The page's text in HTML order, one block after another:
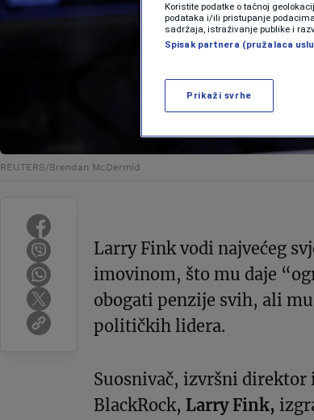
REUTERS/Brendan McDermid
Larry Fink vodi najvećeg
imovinom, što mu daje
obogati penzije svih, ali
političkih lidera.
Suosnivač, izvršni
BlackRock, Larry Fink,
Koristite podatke o tačnoj
podataka i/ili pristupanje
sadržaja, istraživanje publike i
Spisak partnera (pružalaca
Prikaži svrhe